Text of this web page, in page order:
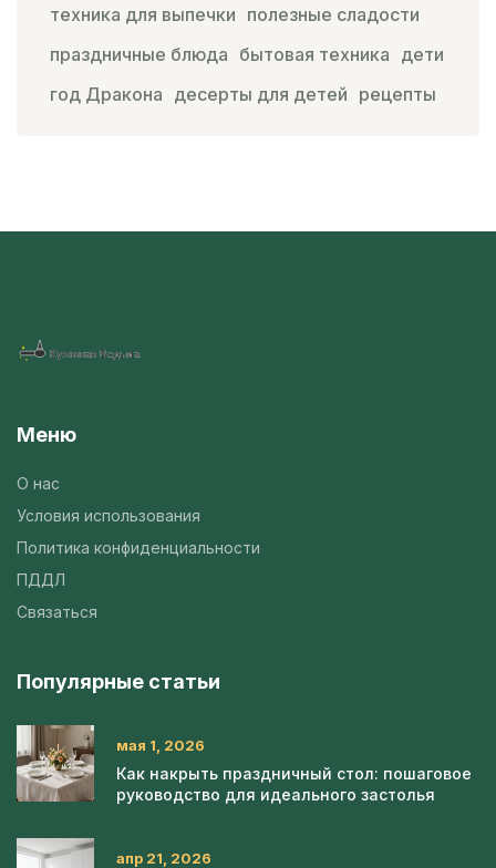
техника для выпечки полезные сладости
праздничные блюда бытовая техника дети
год Дракона десерты для детей рецепты
Меню
О нас
Условия использования
Политика конфиденциальности
ПДДЛ
Связаться
Популярные статьи
мая 1, 2026
Как накрыть праздничный стол: пошаговое
руководство для идеального застолья
апр 21, 2026